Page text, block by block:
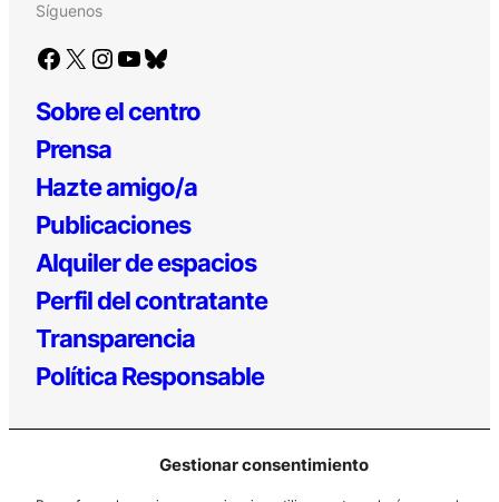
Gestionar consentimiento
Síguenos
Facebook X Instagram YouTube Bluesky
Sobre el centro
Prensa
Hazte amigo/a
Publicaciones
Alquiler de espacios
Perfil del contratante
Transparencia
Política Responsable